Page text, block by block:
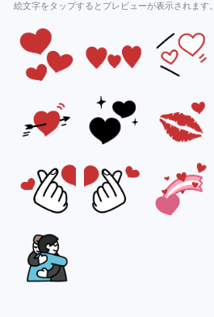
絵文字をタップするとプレビューが表示されます。